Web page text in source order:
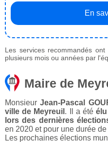
En
Les services recommandés
plusieurs mois ou années par
Maire de
MonsieurJean-Pascal
ville de Meyreuil . Il a été
lors des dernières
en 2020 et pour une durée de
Les prochaines élections